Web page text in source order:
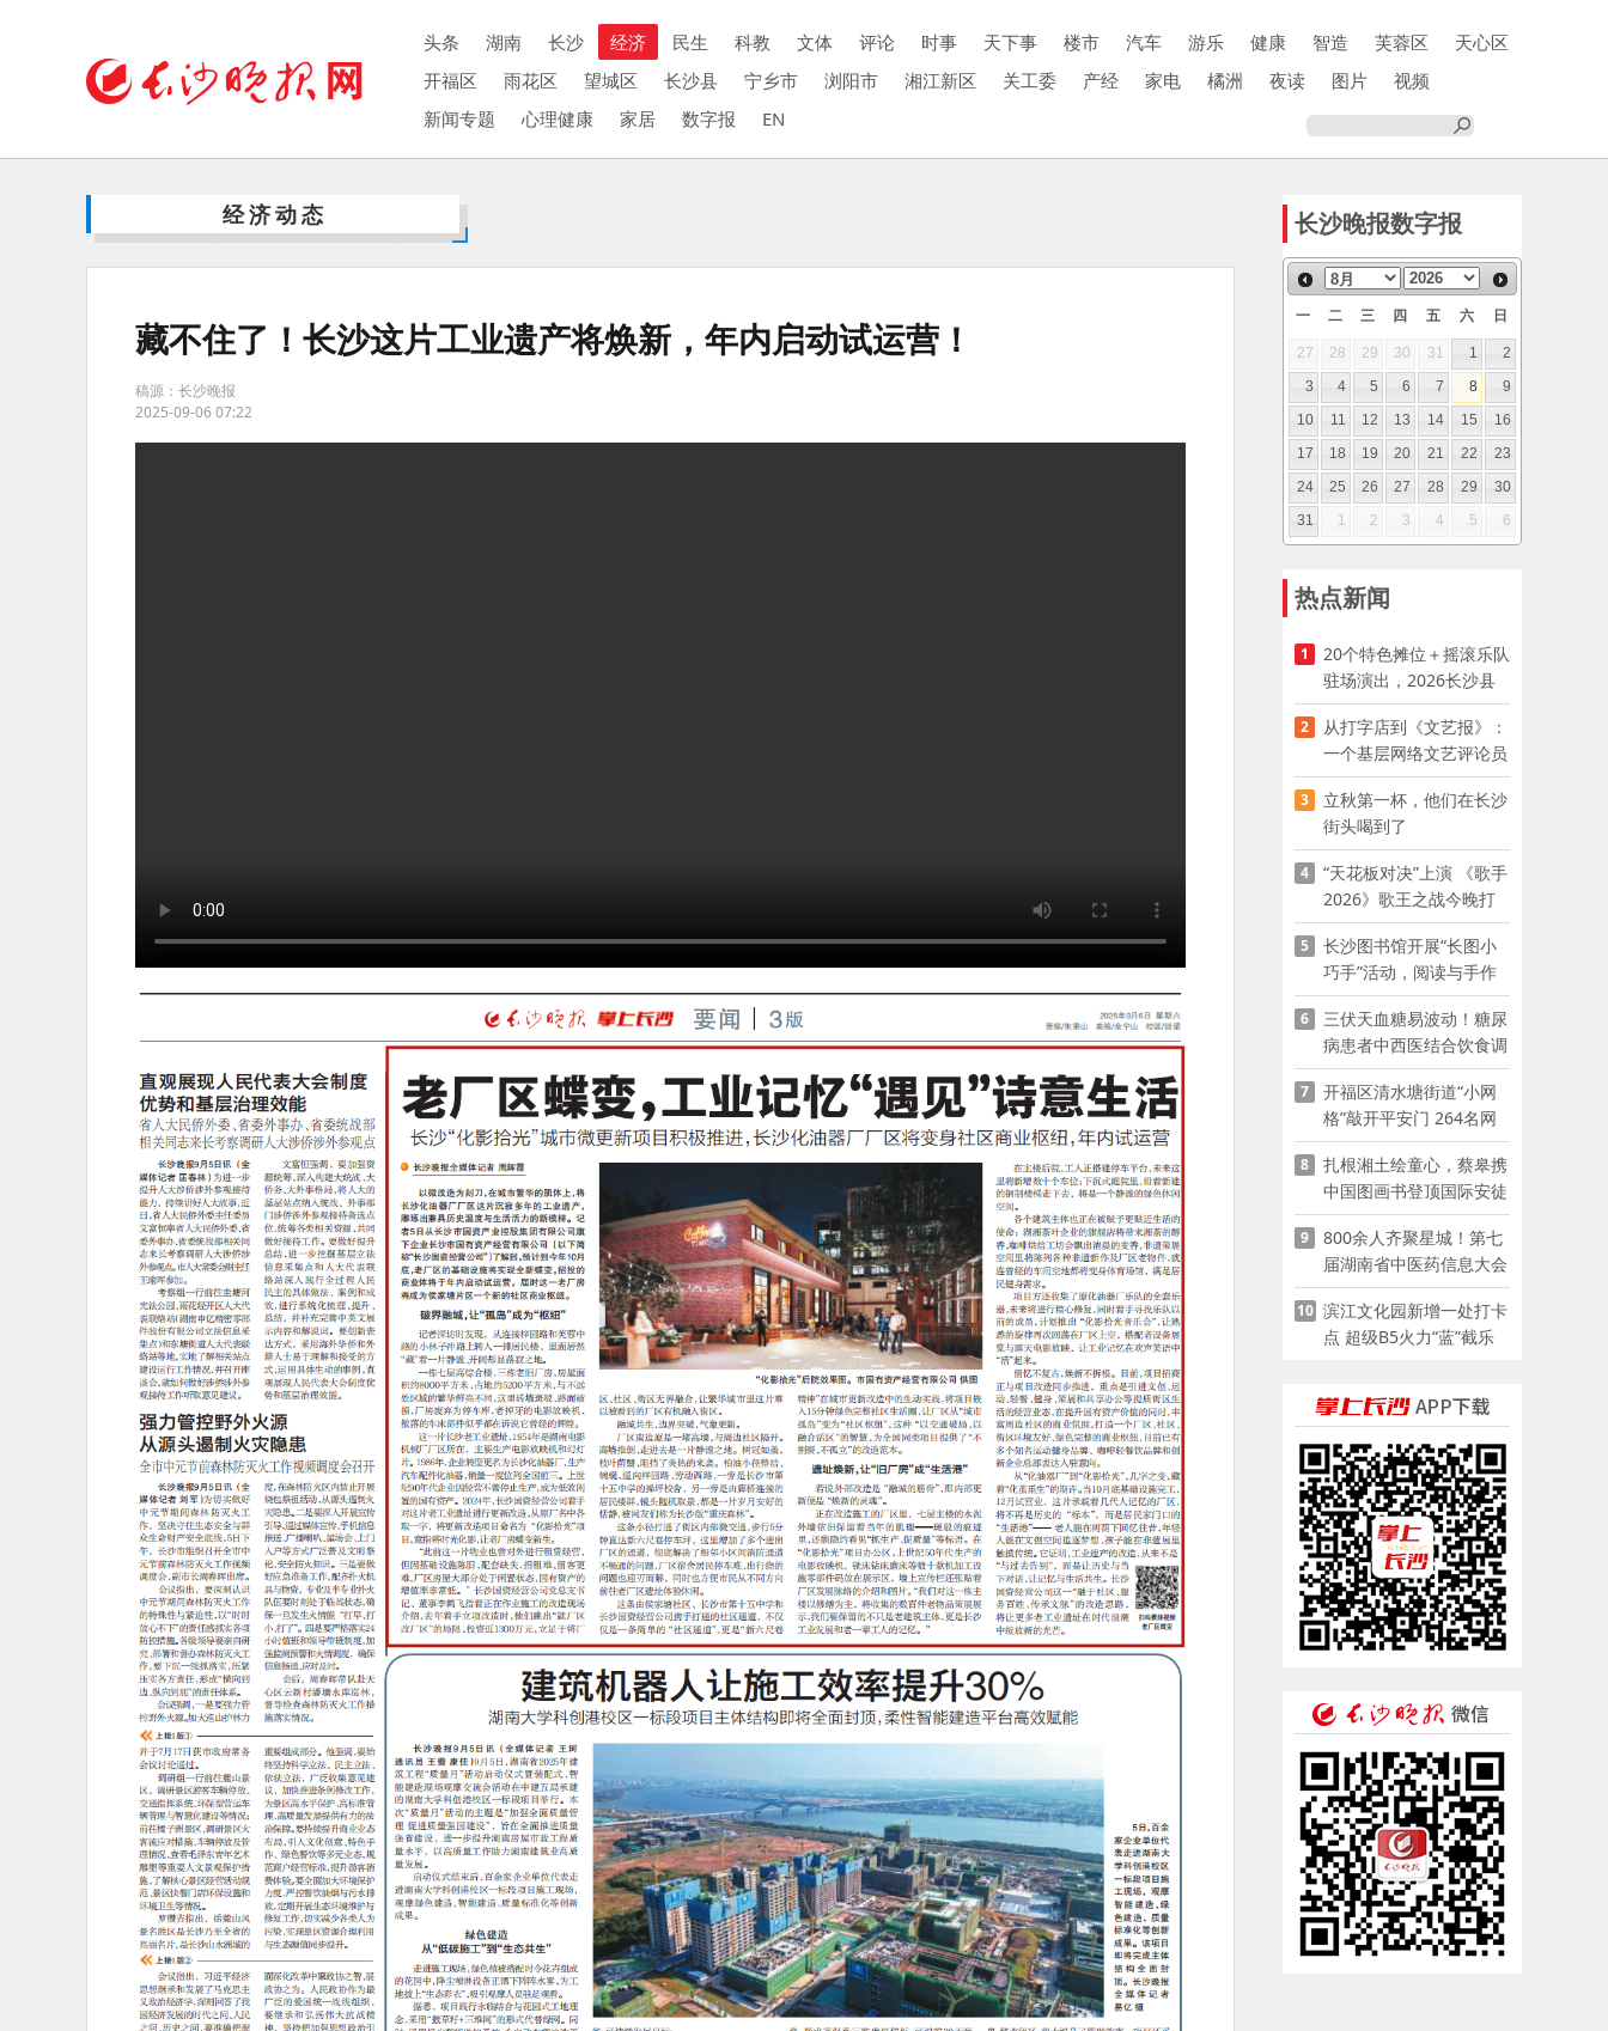
头条 湖南 长沙 经济 民生 科教 文体 评论 时事 天下事 楼市 汽车 游乐 健康 智造 芙蓉区
天心区
开福区
雨花区 望城区 长沙县 宁乡市 浏阳市 湘江新区 关工委 产经 家电 橘洲 夜读 图片
视频
新闻专题
心理健康 家居 数字报 EN
经济动态
藏不住了！长沙这片工业遗产将焕新，年内启动试运营！
稿源：长沙晚报
2025-09-06 07:22
长沙晚报数字报
一 二 三 四 五 六 日
27 28 29 30 31 1
2
3
4 5 6 7 8
9
10
11 12 13 14 15
16
17
18 19 20 21 22
23
24
25 26 27 28 29
30
31
1 2 3 4 5 6
热点新闻
1
20个特色摊位＋摇滚乐队
驻场演出，2026长沙县
夜市嘉年华启幕
2
从打字店到《文艺报》：
一个基层网络文艺评论员
的突围
3
立秋第一杯，他们在长沙
街头喝到了
4
“天花板对决”上演 《歌手
2026》歌王之战今晚打
响
5
长沙图书馆开展“长图小
巧手”活动，阅读与手作
赋能少儿暑期成长
6
三伏天血糖易波动！糖尿
病患者中西医结合饮食调
养指南
7
开福区清水塘街道“小网
格”敲开平安门 264名网
格员扫楼“错峰问安”
8
扎根湘土绘童心，蔡皋携
中国图画书登顶国际安徒
生奖
9
800余人齐聚星城！第七
届湖南省中医药信息大会
开幕，AI正在“读懂”古老
中医
10 滨江文化园新增一处打卡
点 超级B5火力“蓝”截乐